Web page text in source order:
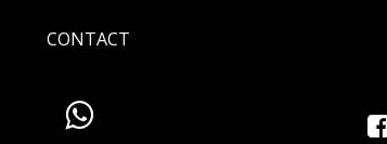
CONTACT